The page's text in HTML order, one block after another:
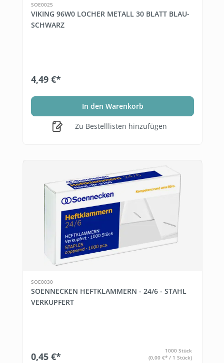
SOE0025
VIKING 96W0 LOCHER METALL 30 BLATT BLAU-
SCHWARZ
4,49 €*
In den Warenkorb
Zu Bestelllisten hinzufügen
SOE0030
SOENNECKEN HEFTKLAMMERN - 24/6 - STAHL
VERKUPFERT
0,45 €*
1000 Stück
(0,00 €* / 1 Stück)